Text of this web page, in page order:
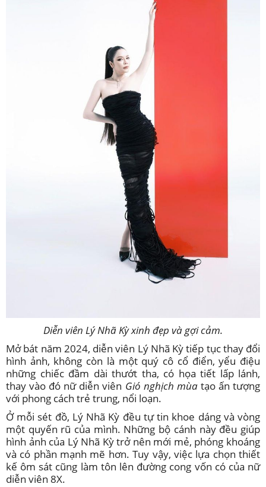
Diễn viên Lý Nhã Kỳ xinh đẹp và gợi cảm.
Mở bát năm 2024, diễn viên Lý Nhã Kỳ tiếp tục thay đổi
hình ảnh, không còn là một quý cô cổ điển, yểu điệu
những chiếc đầm dài thướt tha, có họa tiết lấp lánh,
thay vào đó nữ diễn viên Gió nghịch mùatạo ấn tượng
với phong cách trẻ trung, nổi loạn.
Ở mỗi sét đồ, Lý Nhã Kỳ đều tự tin khoe dáng và vòng
một quyến rũ của mình. Những bộ cánh này đều giúp
hình ảnh của Lý Nhã Kỳ trở nên mới mẻ, phóng khoáng
và có phần mạnh mẽ hơn. Tuy vậy, việc lựa chọn thiết
kế ôm sát cũng làm tôn lên đường cong vốn có của nữ
diễn viên 8X.